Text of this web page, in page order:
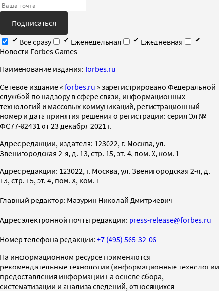
Подписаться
Все сразу
Еженедельная
Ежедневная
Новости Forbes Games
Наименование издания: forbes.ru
Cетевое издание « forbes.ru » зарегистрировано Федеральной
службой по надзору в сфере связи, информационных
технологий и массовых коммуникаций, регистрационный
номер и дата принятия решения о регистрации: серия Эл №
ФС77-82431 от 23 декабря 2021 г.
Адрес редакции, издателя: 123022, г. Москва, ул.
Звенигородская 2-я, д. 13, стр. 15, эт. 4, пом. X, ком. 1
Адрес редакции: 123022, г. Москва, ул. Звенигородская 2-я, д.
13, стр. 15, эт. 4, пом. X, ком. 1
Главный редактор: Мазурин Николай Дмитриевич
Адрес электронной почты редакции: press-release@forbes.ru
Номер телефона редакции: +7 (495) 565-32-06
На информационном ресурсе применяются
рекомендательные технологии (информационные технологии
предоставления информации на основе сбора,
систематизации и анализа сведений, относящихся